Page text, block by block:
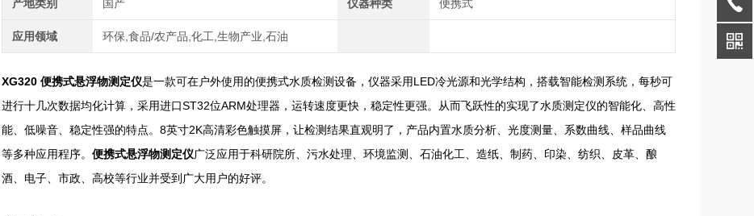
产地类别 国产 仪器种类 便携式
应用领域 环保,食品/农产品,化工,生物产业,石油
XG320 便携式悬浮物测定仪是⼀款可在户外使用的便携式水质检测设备，仪器采用LED冷光源和光学结构，搭载智能检测系统，每秒可
进行十几次数据均化计算，采用进口ST32位ARM处理器，运转速度更快，稳定性更强。从而飞跃性的实现了水质测定仪的智能化、高性
能、低噪音、稳定性强的特点。 8英寸2K高清彩色触摸屏，让检测结果直观明了，产品内置水质分析、光度测量、系数曲线、样品曲线
等多种应用程序。 便携式悬浮物测定仪广泛应用于科研院所、污水处理、环境监测、石油化工、造纸、制药、印染、纺织、皮革、酿
酒、电子、市政、高校等行业并受到广大用户的好评。